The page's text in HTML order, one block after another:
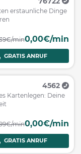
erstaunliche Dinge
min0,00€/min
GRATIS ANRUF
4562
Kartenlegen: Deine
min0,00€/min
GRATIS ANRUF